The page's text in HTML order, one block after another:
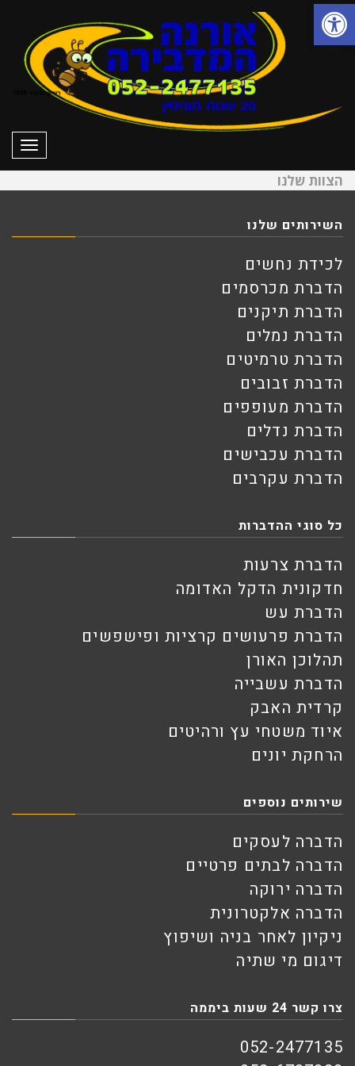
פתח סרגל נגישות
הצוות שלנו
השירותים שלנו
לכידת נחשים
הדברת מכרסמים
הדברת תיקנים
הדברת נמלים
הדברת טרמיטים
הדברת זבובים
הדברת מעופפים
הדברת נדלים
הדברת עכבישים
הדברת עקרבים
כל סוגי ההדברות
הדברת צרעות
חדקונית הדקל האדומה
הדברת עש
הדברת פרעושים קרציות ופישפשים
תהלוכן האורן
הדברת עשבייה
קרדית האבק
איוד משטחי עץ ורהיטים
הרחקת יונים
שירותים נוספים
הדברה לעסקים
הדברה לבתים פרטיים
הדברה ירוקה
הדברה אלקטרונית
ניקיון לאחר בניה ושיפוץ
דיגום מי שתיה
צרו קשר 24 שעות ביממה
052-2477135